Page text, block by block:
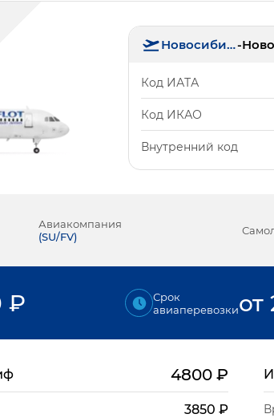
Новосибирск-
Код ИАТА
Код ИКАО
Внутренний код
Авиакомпания
(SU/FV)
₽
Срок
авиаперевозкиот
4800₽
3850 ₽